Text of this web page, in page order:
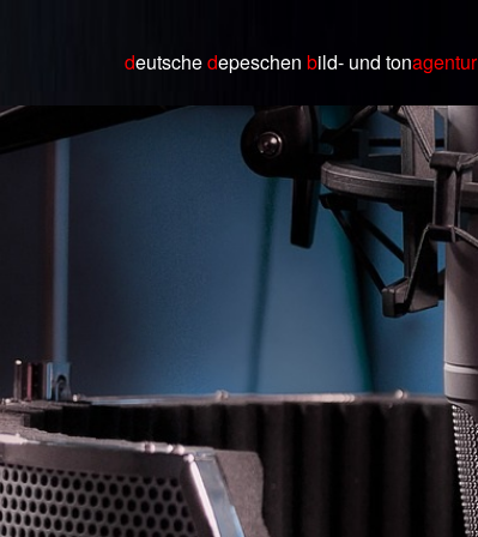
deutschedepeschen bild- und tonagentur